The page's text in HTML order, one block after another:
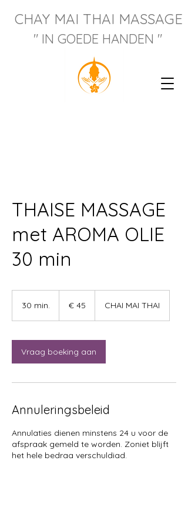
CHAY MAI THAI MASSAGE
" IN GOEDE HANDEN "
THAISE MASSAGE
met AROMA OLIE
30 min
30 min.
i
n
.
€ 45 CHAI MAI THAI
Vraag boeking aan
Annuleringsbeleid
Annulaties dienen minstens 24 u voor de
afspraak gemeld te worden. Zoniet blijft
het hele bedrag verschuldigd.